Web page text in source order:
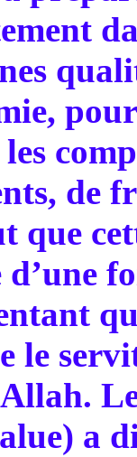
de
que
le
a